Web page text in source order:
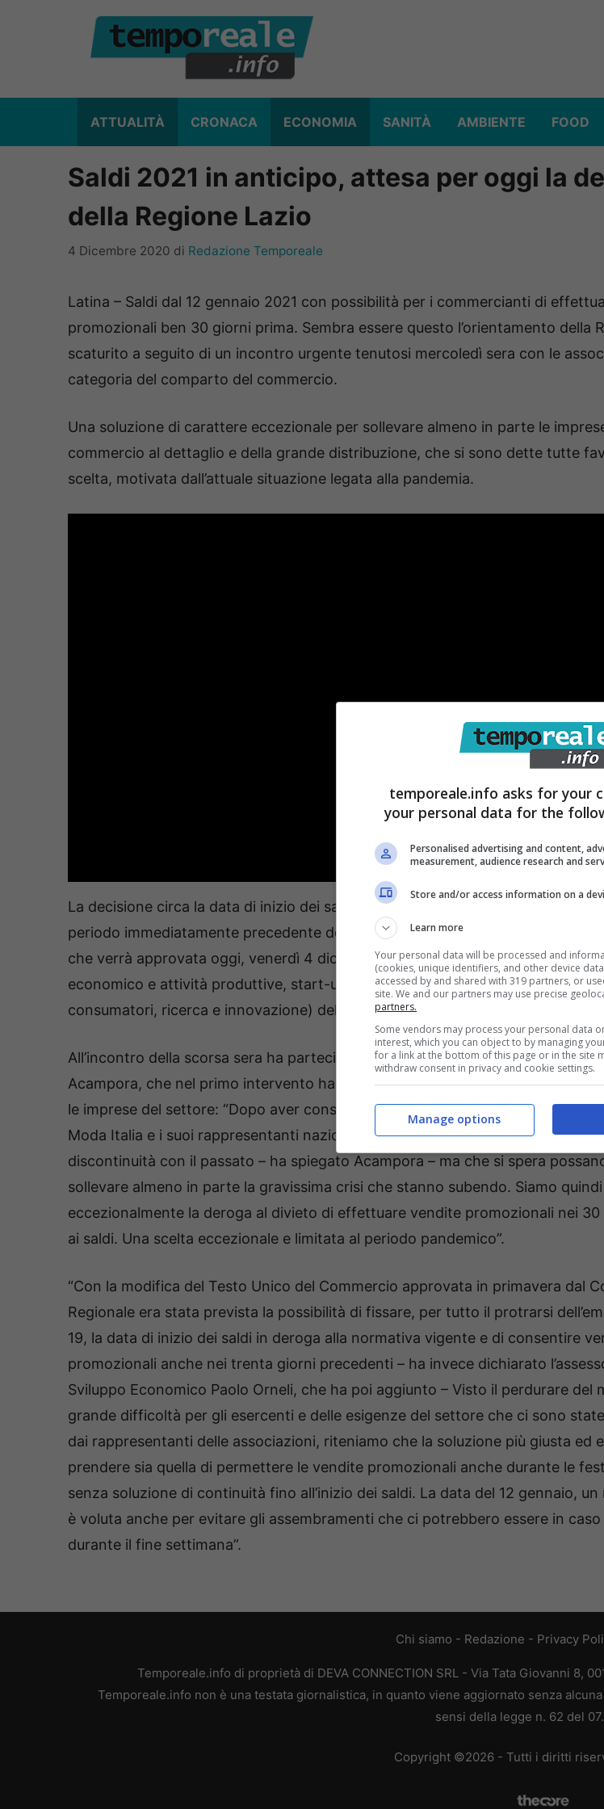
ATTUALITÀ CRONACA ECONOMIA SANITÀ AMBIENTE FOOD
Saldi 2021 in anticipo, attesa per oggi la
della Regione Lazio
4 Dicembre 2020 di Redazione Temporeale
Latina – Saldi dal 12 gennaio 2021 con possibilità per i commercianti di
promozionali ben 30 giorni prima. Sembra essere questo l’orientamento della
scaturito a seguito di un incontro urgente tenutosi mercoledì sera con le
categoria del comparto del commercio.
Una soluzione di carattere eccezionale per sollevare almeno in parte le
commercio al dettaglio e della grande distribuzione, che si sono dette tutte
scelta, motivata dall’attuale situazione legata alla pandemia.
La decisione circa la data di inizio dei saldi e l’autorizzazione delle vendite
periodo immediatamente precedente dovrà ora essere formalizzata con una
che verrà approvata oggi, venerdì 4 dicembre, dopo il parere della XI
economico e attività produttive, start-up, commercio, artigianato, industria,
consumatori, ricerca e innovazione) del Consiglio Regionale.
All’incontro della scorsa sera ha partecipato anche il Presidente di
Acampora, che nel primo intervento ha illustrato la drammatica situazione
le imprese del settore: “Dopo aver consultato la nostra associazione di
Moda Italia e i suoi rappresentanti nazionali e territoriali, emerge la necessità
discontinuità con il passato – ha spiegato Acampora – ma che si spera
sollevare almeno in parte la gravissima crisi che stanno subendo. Siamo
eccezionalmente la deroga al divieto di effettuare vendite promozionali nei
ai saldi. Una scelta eccezionale e limitata al periodo pandemico”.
“Con la modifica del Testo Unico del Commercio approvata in primavera dal
Regionale era stata prevista la possibilità di fissare, per tutto il protrarsi
19, la data di inizio dei saldi in deroga alla normativa vigente e di consentire
promozionali anche nei trenta giorni precedenti – ha invece dichiarato
Sviluppo Economico Paolo Orneli, che ha poi aggiunto – Visto il perdurare del
grande difficoltà per gli esercenti e delle esigenze del settore che ci sono
dai rappresentanti delle associazioni, riteniamo che la soluzione più giusta ed
prendere sia quella di permettere le vendite promozionali anche durante le
senza soluzione di continuità fino all’inizio dei saldi. La data del 12 gennaio,
è voluta anche per evitare gli assembramenti che ci potrebbero essere in
durante il fine settimana”.
Chi siamo - Redazione - Privacy
Temporeale.info di proprietà di DEVA CONNECTION SRL - Via Tata Giovanni 8,
Temporeale.info non è una testata giornalistica, in quanto viene aggiornato senza
sensi della legge n. 62 del
Copyright ©2026 - Tutti i diritti
temporeale.info asks for your
your personal data for the
Personalised advertising and content,
measurement, audience research and
Store and/or access information on a
Learn more
Your personal data will be processed and
(cookies, unique identifiers, and other device
accessed by and shared with 319 partners, or
site. We and our partners may use precise
partners.
Some vendors may process your personal data
interest, which you can object to by managing
for a link at the bottom of this page or in the site
withdraw consent in privacy and cookie settings.
Manage options